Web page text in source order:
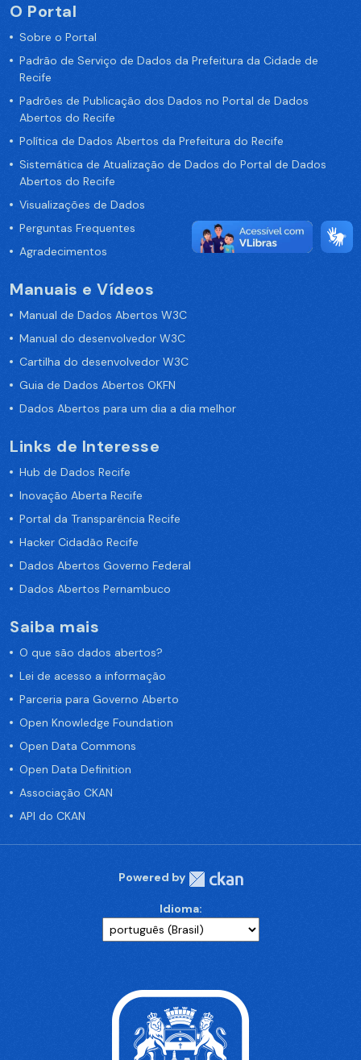
O Portal
Sobre o Portal
Padrão de Serviço de Dados da Prefeitura da Cidade de
Recife
Padrões de Publicação dos Dados no Portal de Dados
Abertos do Recife
Política de Dados Abertos da Prefeitura do Recife
Sistemática de Atualização de Dados do Portal de Dados
Abertos do Recife
Visualizações de Dados
Perguntas Frequentes
Agradecimentos
Manuais e Vídeos
Manual de Dados Abertos W3C
Manual do desenvolvedor W3C
Cartilha do desenvolvedor W3C
Guia de Dados Abertos OKFN
Dados Abertos para um dia a dia melhor
Links de Interesse
Hub de Dados Recife
Inovação Aberta Recife
Portal da Transparência Recife
Hacker Cidadão Recife
Dados Abertos Governo Federal
Dados Abertos Pernambuco
Saiba mais
O que são dados abertos?
Lei de acesso a informação
Parceria para Governo Aberto
Open Knowledge Foundation
Open Data Commons
Open Data Definition
Associação CKAN
API do CKAN
Powered by
Idioma